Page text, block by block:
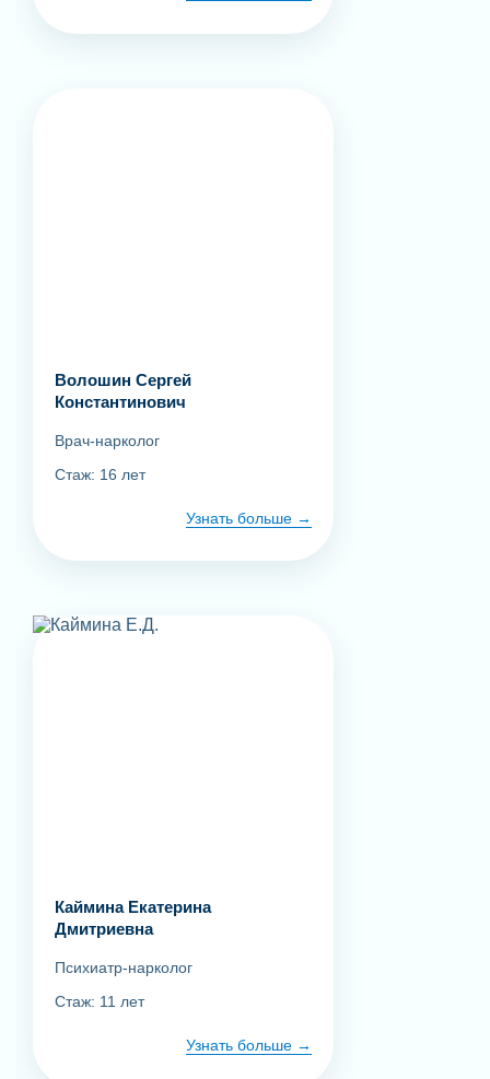
Волошин Сергей
Константинович
Врач-нарколог
Стаж: 16 лет
Узнать больше
Каймина Екатерина
Дмитриевна
Психиатр-нарколог
Стаж: 11 лет
Узнать больше